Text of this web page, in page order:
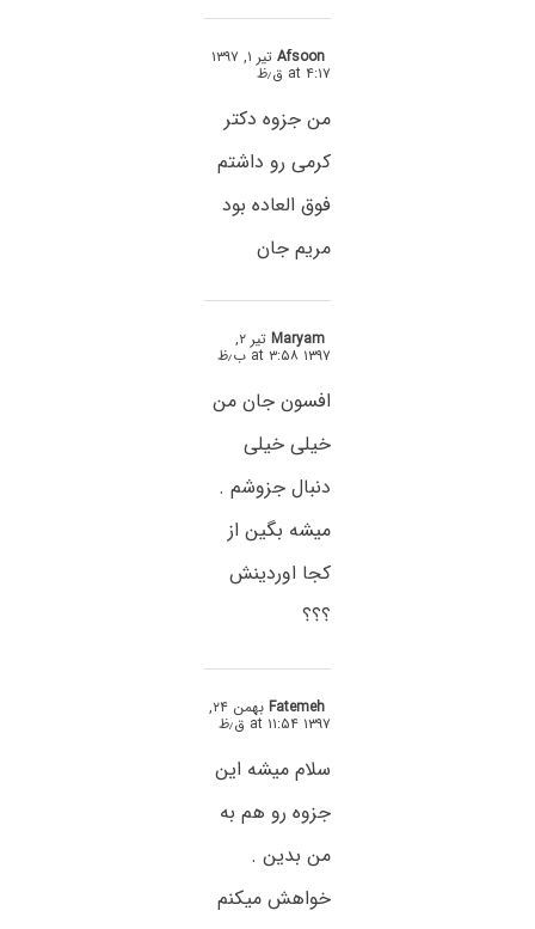
Afsoon تیر ۱, ۱۳۹۷
at ۴:۱۷ ق٫ظ
من جزوه دکتر
کرمی رو داشتم
فوق العاده بود
مریم جان
Maryam تیر ۲,
۱۳۹۷ at ۳:۵۸ ب٫ظ
افسون جان من
خیلی خیلی
دنبال جزوشم .
میشه بگین از
کجا اوردینش
؟؟؟
Fatemeh بهمن ۲۴,
۱۳۹۷ at ۱۱:۵۴ ق٫ظ
سلام میشه این
جزوه رو هم به
من بدین .
خواهش میکنم